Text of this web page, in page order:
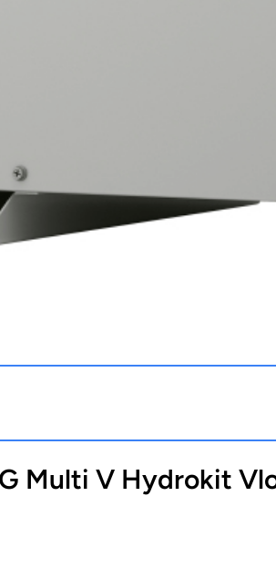
Multi V Hydrokit